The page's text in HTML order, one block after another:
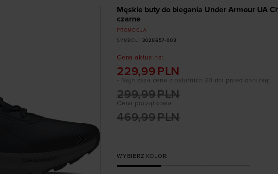
Męskie buty do biegania Under Armour UA
czarne
PROMOCJA
SYMBOL
3028657-003
Cena aktualna:
229,99 PLN
Cena początkowa
469,99PLN
299,99PLN
- Najniższa cena z ostatnich 30 dni przed obniżką:
WYBIERZ KOLOR: